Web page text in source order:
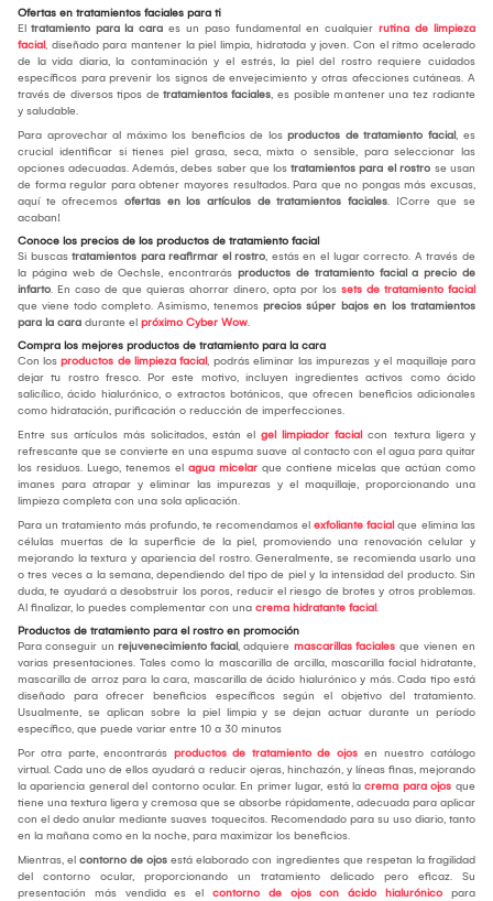
Ofertas en tratamientos faciales para ti
El tratamiento para la cara es un paso fundamental en cualquier rutina de limpieza
facial, diseñado para mantener la piel limpia, hidratada y joven. Con el ritmo acelerado
de la vida diaria, la contaminación y el estrés, la piel del rostro requiere cuidados
específicos para prevenir los signos de envejecimiento y otras afecciones cutáneas. A
través de diversos tipos de tratamientos faciales, es posible mantener una tez radiante
y saludable.
Para aprovechar al máximo los beneficios de los productos de tratamiento facial, es
crucial identificar si tienes piel grasa, seca, mixta o sensible, para seleccionar las
opciones adecuadas. Además, debes saber que los tratamientos para el rostro se usan
de forma regular para obtener mayores resultados. Para que no pongas más excusas,
aquí te ofrecemos ofertas en los artículos de tratamientos faciales. ¡Corre que se
acaban!
Conoce los precios de los productos de tratamiento facial
Si buscas tratamientos para reafirmar el rostro, estás en el lugar correcto. A través de
la página web de Oechsle, encontrarás productos de tratamiento facial a precio de
infarto. En caso de que quieras ahorrar dinero, opta por los sets de tratamiento facial
que viene todo completo. Asimismo, tenemos precios súper bajos en los tratamientos
para la cara durante el próximo Cyber Wow.
Compra los mejores productos de tratamiento para la cara
Con los productos de limpieza facial, podrás eliminar las impurezas y el maquillaje para
dejar tu rostro fresco. Por este motivo, incluyen ingredientes activos como ácido
salicílico, ácido hialurónico, o extractos botánicos, que ofrecen beneficios adicionales
como hidratación, purificación o reducción de imperfecciones.
Entre sus artículos más solicitados, están el gel limpiador facial con textura ligera y
refrescante que se convierte en una espuma suave al contacto con el agua para quitar
los residuos. Luego, tenemos el agua micelar que contiene micelas que actúan como
imanes para atrapar y eliminar las impurezas y el maquillaje, proporcionando una
limpieza completa con una sola aplicación.
Para un tratamiento más profundo, te recomendamos el exfoliante facial que elimina las
células muertas de la superficie de la piel, promoviendo una renovación celular y
mejorando la textura y apariencia del rostro. Generalmente, se recomienda usarlo una
o tres veces a la semana, dependiendo del tipo de piel y la intensidad del producto. Sin
duda, te ayudará a desobstruir los poros, reducir el riesgo de brotes y otros problemas.
Al finalizar, lo puedes complementar con una crema hidratante facial.
Productos de tratamiento para el rostro en promoción
Para conseguir un rejuvenecimiento facial, adquiere mascarillas faciales que vienen en
varias presentaciones. Tales como la mascarilla de arcilla, mascarilla facial hidratante,
mascarilla de arroz para la cara, mascarilla de ácido hialurónico y más. Cada tipo está
diseñado para ofrecer beneficios específicos según el objetivo del tratamiento.
Usualmente, se aplican sobre la piel limpia y se dejan actuar durante un período
específico, que puede variar entre 10 a 30 minutos
Por otra parte, encontrarás productos de tratamiento de ojos en nuestro catálogo
virtual. Cada uno de ellos ayudará a reducir ojeras, hinchazón, y líneas finas, mejorando
la apariencia general del contorno ocular. En primer lugar, está la crema para ojos que
tiene una textura ligera y cremosa que se absorbe rápidamente, adecuada para aplicar
con el dedo anular mediante suaves toquecitos. Recomendado para su uso diario, tanto
en la mañana como en la noche, para maximizar los beneficios.
Mientras, el contorno de ojos está elaborado con ingredientes que respetan la fragilidad
del contorno ocular, proporcionando un tratamiento delicado pero eficaz. Su
presentación más vendida es el contorno de ojos con ácido hialurónico para